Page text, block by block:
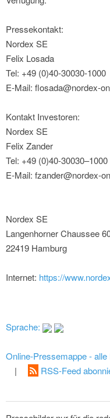
Pressekontakt:
Nordex SE
Felix Losada
Tel: +49 (0)40-30030-1000
E-Mail: flosada@nordex-
Kontakt Investoren:
Nordex SE
Felix Zander
Tel: +49 (0)40-30030–1000
E-Mail: fzander@nordex-
Nordex SE
Langenhorner Chaussee
22419 Hamburg
Internet: https://
Sprache:
Online-Pressemappe -
|
RSS-Feed